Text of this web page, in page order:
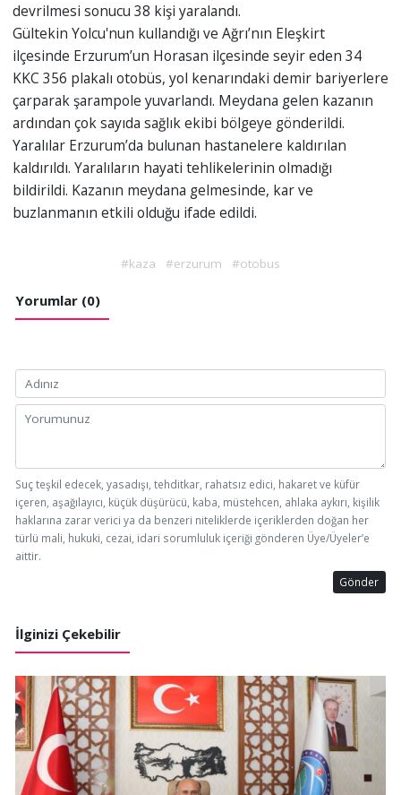
devrilmesi sonucu 38 kişi yaralandı.
Gültekin Yolcu'nun kullandığı ve Ağrı’nın Eleşkirt
ilçesinde Erzurum’un Horasan ilçesinde seyir eden 34
KKC 356 plakalı otobüs, yol kenarındaki demir bariyerlere
çarparak şarampole yuvarlandı. Meydana gelen kazanın
ardından çok sayıda sağlık ekibi bölgeye gönderildi.
Yaralılar Erzurum’da bulunan hastanelere kaldırılan
kaldırıldı. Yaralıların hayati tehlikelerinin olmadığı
bildirildi. Kazanın meydana gelmesinde, kar ve
buzlanmanın etkili olduğu ifade edildi.
#kaza #erzurum #otobus
Yorumlar (0)
Suç teşkil edecek, yasadışı, tehditkar, rahatsız edici, hakaret ve küfür
içeren, aşağılayıcı, küçük düşürücü, kaba, müstehcen, ahlaka aykırı, kişilik
haklarına zarar verici ya da benzeri niteliklerde içeriklerden doğan her
türlü mali, hukuki, cezai, idari sorumluluk içeriği gönderen Üye/Üyeler’e
aittir.
Gönder
İlginizi Çekebilir